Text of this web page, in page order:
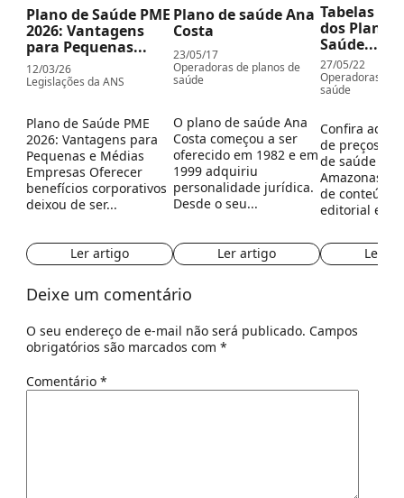
Plano de Saúde PME
2026: Vantagens
para Pequenas...
12/03/26
Legislações da ANS
Plano de Saúde PME
2026: Vantagens para
Pequenas e Médias
Empresas Oferecer
benefícios corporativos
deixou de ser...
Ler artigo
Plano de saúde Ana
Costa
23/05/17
Operadoras de planos de
saúde
O plano de saúde Ana
Costa começou a ser
oferecido em 1982 e em
1999 adquiriu
personalidade jurídica.
Desde o seu...
Ler artigo
Tabelas de
dos Planos
Saúde...
27/05/22
Operadoras de
saúde
Confira aqui
de preços
de saúde no
Amazonas.
de conteúdo
editorial e...
Ler
Deixe um comentário
O seu endereço de e-mail não será publicado. Campos
obrigatórios são marcados com *
Comentário *